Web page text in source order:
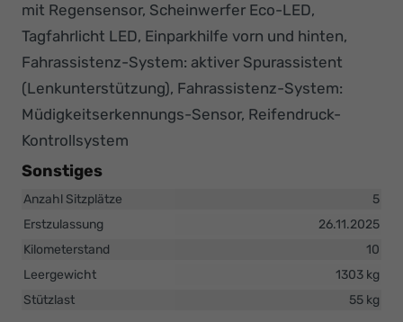
mit Regensensor, Scheinwerfer Eco-LED,
Tagfahrlicht LED, Einparkhilfe vorn und hinten,
Fahrassistenz-System: aktiver Spurassistent
(Lenkunterstützung), Fahrassistenz-System:
Müdigkeitserkennungs-Sensor, Reifendruck-
Kontrollsystem
Sonstiges
Anzahl Sitzplätze
5
Erstzulassung
26.11.2025
Kilometerstand
10
Leergewicht
1303 kg
Stützlast
55 kg